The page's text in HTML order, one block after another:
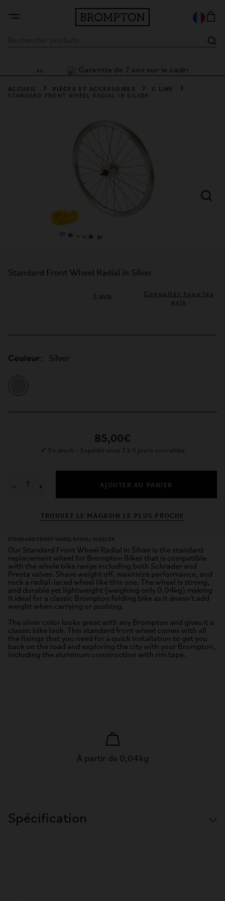
Garantie de 7 ans sur le cadre
ACCUEIL PIÈCES ET ACCESSOIRES C LINE
STANDARD FRONT WHEEL RADIAL IN SILVER
Standard Front Wheel Radial in Silver
Consulter tous les
avis
Couleur: Silver
85,00€
✓ En stock - Expédié sous 3 à 5 jours ouvrables
− + AJOUTER AU PANIER
TROUVEZ LE MAGASIN LE PLUS PROCHE
STANDARD FRONT WHEEL RADIAL IN SILVER
Our Standard Front Wheel Radial in Silver is the standard
replacement wheel for Brompton Bikes that is compatible
with the whole bike range including both Schrader and
Presta valves. Shave weight off, maximize performance, and
rock a radial-laced wheel like this one. The wheel is strong,
and durable yet lightweight (weighing only 0.04kg) making
it ideal for a classic Brompton folding bike as it doesn't add
weight when carrying or pushing.
The silver color looks great with any Brompton and gives it a
classic bike look. This standard front wheel comes with all
the fixings that you need for a quick installation to get you
back on the road and exploring the city with your Brompton,
including the aluminum construction with rim tape.
À partir de 0,04 kg
Spécification